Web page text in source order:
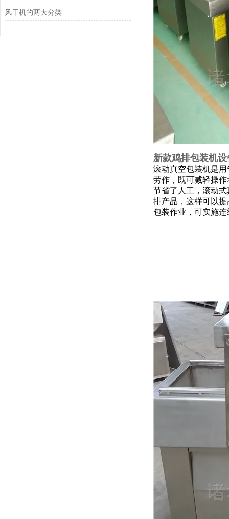
风干机的两大分类
新款鸡排包装机
滚动真空包装机是
劳作，既可减轻操
节省了人工，滚动
排产品，这样可以
包装作业，可实施